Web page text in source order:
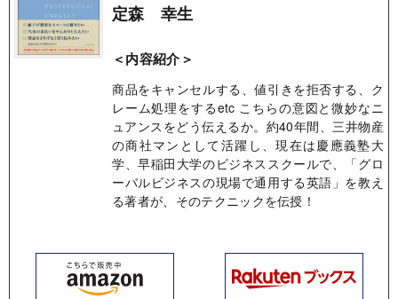
定森 幸生
＜内容紹介＞
商品をキャンセルする、値引きを拒否する、ク
レーム処理をするetc こちらの意図と微妙なニ
ュアンスをどう伝えるか。約40年間、三井物産
の商社マンとして活躍し、現在は慶應義塾大
学、早稲田大学のビジネススクールで、「グロ
ーバルビジネスの現場で通用する英語」を教え
る著者が、そのテクニックを伝授！